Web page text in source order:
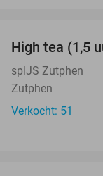
High tea (1,5
spIJS Zutphen
Zutphen
Verkocht: 51